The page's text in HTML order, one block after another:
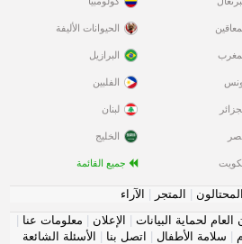
الحيوانات الأليفة
البرازيل
الفلبين
لبنان
الخليج
جميع القائمة
المحتالون المتجر
الآراء
لحماية البيانات
الإعلان معلومات عنا
سلامة الأطفال اتصل بنا الأسئلة الشائعة